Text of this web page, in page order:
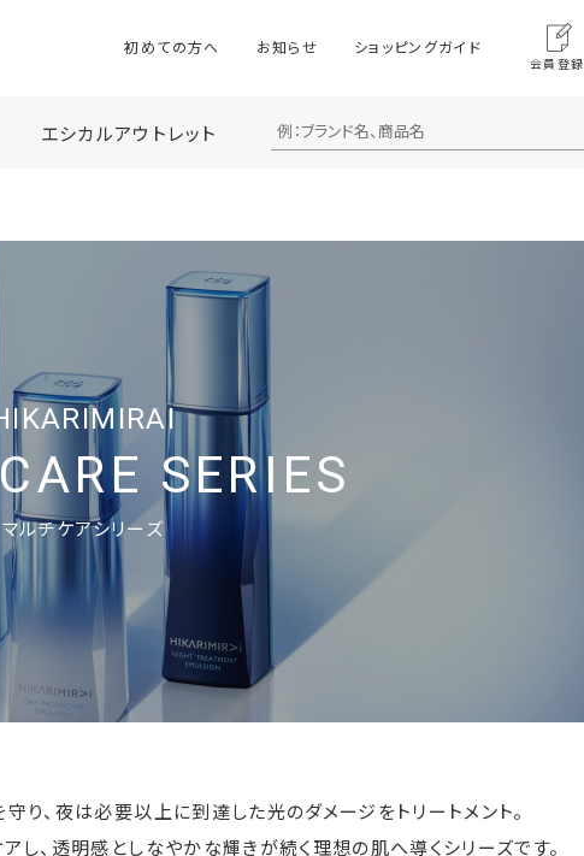
初めての方へ お知らせ ショッピングガイド
会員登録
エシカルアウトレット
SERIES
マルチケアシリーズ
り、夜は必要以上に到達した光のダメージをトリートメント。
、透明感としなやかな輝きが続く理想の肌へ導くシリーズです。